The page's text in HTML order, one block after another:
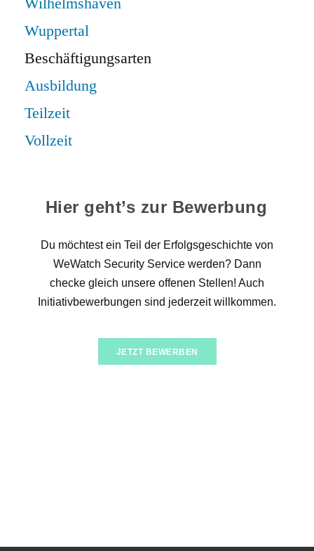
Wuppertal
Beschäftigungsarten
Ausbildung
Teilzeit
Vollzeit
Hier geht’s zur Bewerbung
Du möchtest ein Teil der Erfolgsgeschichte von
WeWatch Security Service werden? Dann
checke gleich unsere offenen Stellen! Auch
Initiativbewerbungen sind jederzeit willkommen.
JETZT BEWERBEN